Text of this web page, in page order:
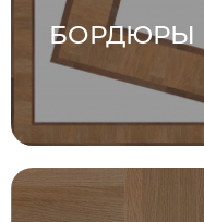
БОРДЮРЫ